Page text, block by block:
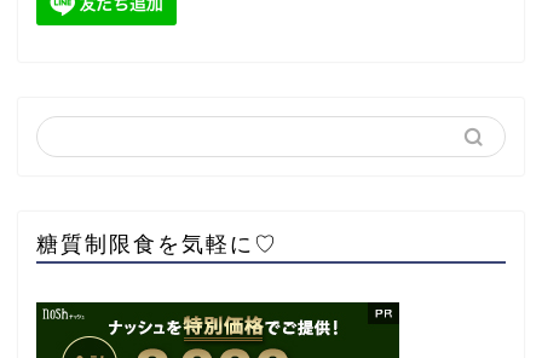
糖質制限食を気軽に♡